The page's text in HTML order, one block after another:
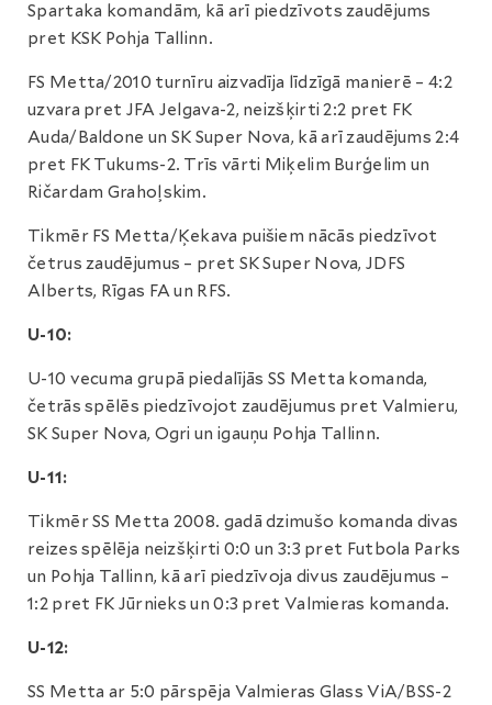
Spartaka komandām, kā arī piedzīvots zaudējums
pret KSK Pohja Tallinn.
FS Metta/2010 turnīru aizvadīja līdzīgā manierē – 4:2
uzvara pret JFA Jelgava-2, neizšķirti 2:2 pret FK
Auda/Baldone un SK Super Nova, kā arī zaudējums 2:4
pret FK Tukums-2. Trīs vārti Miķelim Burģelim un
Ričardam Grahoļskim.
Tikmēr FS Metta/Ķekava puišiem nācās piedzīvot
četrus zaudējumus – pret SK Super Nova, JDFS
Alberts, Rīgas FA un RFS.
U-10:
U-10 vecuma grupā piedalījās SS Metta komanda,
četrās spēlēs piedzīvojot zaudējumus pret Valmieru,
SK Super Nova, Ogri un igauņu Pohja Tallinn.
U-11:
Tikmēr SS Metta 2008. gadā dzimušo komanda divas
reizes spēlēja neizšķirti 0:0 un 3:3 pret Futbola Parks
un Pohja Tallinn, kā arī piedzīvoja divus zaudējumus –
1:2 pret FK Jūrnieks un 0:3 pret Valmieras komanda.
U-12:
SS Metta ar 5:0 pārspēja Valmieras Glass ViA/BSS-2